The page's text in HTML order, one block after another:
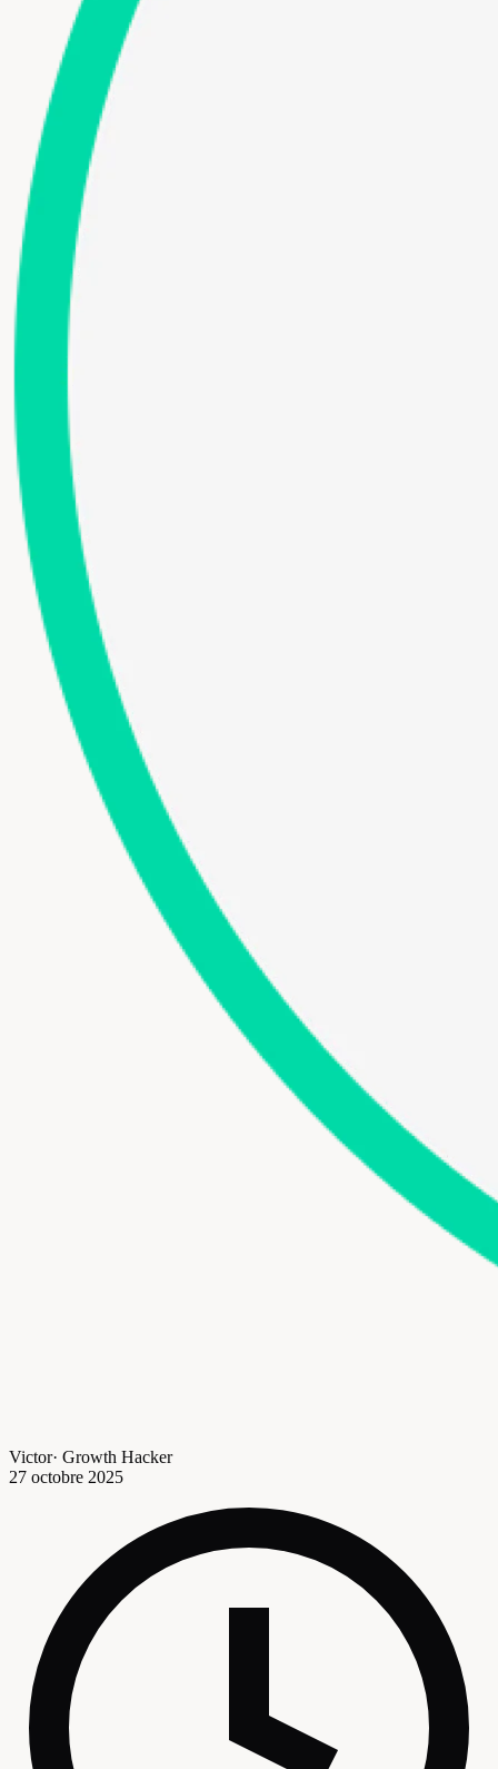
Victor· Growth Hacker
27 octobre 2025